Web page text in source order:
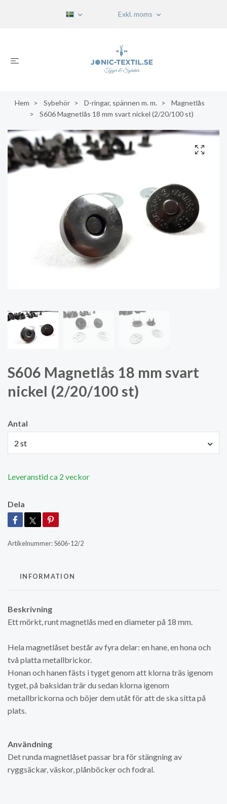
Exkl. moms
Hem Sybehör D-ringar, spännen m. m.
Magnetlås
S606 Magnetlås 18 mm svart nickel (2/20/100 st)
S606 Magnetlås 18 mm svart
nickel (2/20/100 st)
Antal
2 st
Leveranstid ca 2 veckor
Dela
Artikelnummer:S606-12/2
INFORMATION
Beskrivning
Ett mörkt, runt magnetlås med en diameter på 18 mm.
Hela magnetlåset består av fyra delar: en hane, en hona och
två platta metallbrickor.
Honan och hanen fästs i tyget genom att klorna träs igenom
tyget, på baksidan trär du sedan klorna igenom
metallbrickorna och böjer dem utåt för att de ska sitta på
plats.
Användning
Det runda magnetlåset passar bra för stängning av
ryggsäckar, väskor, plånböcker och fodral.